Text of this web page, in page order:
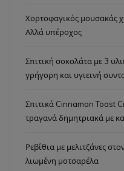
Χορτοφαγικός μουσακάς
Αλλά υπέροχος
Σπιτική σοκολάτα με 3
γρήγορη και υγιεινή
Σπιτικά Cinnamon Toast
τραγανά δημητριακά με
Ρεβίθια με μελιτζάνες
λιωμένη μοτσαρέλα